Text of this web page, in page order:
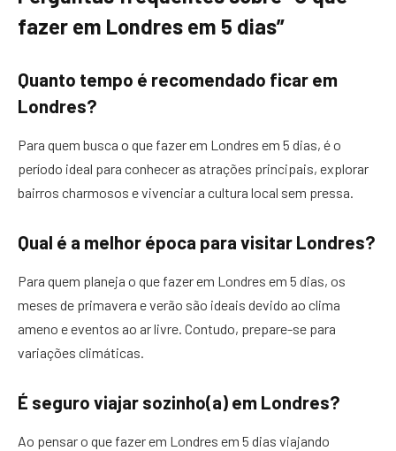
fazer em Londres em 5 dias”
Quanto tempo é recomendado ficar em
Londres?
Para quem busca o que fazer em Londres em 5 dias, é o
período ideal para conhecer as atrações principais, explorar
bairros charmosos e vivenciar a cultura local sem pressa.
Qual é a melhor época para visitar Londres?
Para quem planeja o que fazer em Londres em 5 dias, os
meses de primavera e verão são ideais devido ao clima
ameno e eventos ao ar livre. Contudo, prepare-se para
variações climáticas.
É seguro viajar sozinho(a) em Londres?
Ao pensar o que fazer em Londres em 5 dias viajando